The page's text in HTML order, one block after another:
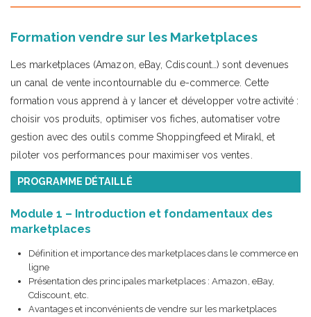
Formation vendre sur les Marketplaces
Les marketplaces (Amazon, eBay, Cdiscount…) sont devenues
un canal de vente incontournable du e-commerce. Cette
formation vous apprend à y lancer et développer votre activité :
choisir vos produits, optimiser vos fiches, automatiser votre
gestion avec des outils comme Shoppingfeed et Mirakl, et
piloter vos performances pour maximiser vos ventes.
PROGRAMME DÉTAILLÉ
Module 1 – Introduction et fondamentaux des
marketplaces
Définition et importance des marketplaces dans le commerce en
ligne
Présentation des principales marketplaces : Amazon, eBay,
Cdiscount, etc.
Avantages et inconvénients de vendre sur les marketplaces